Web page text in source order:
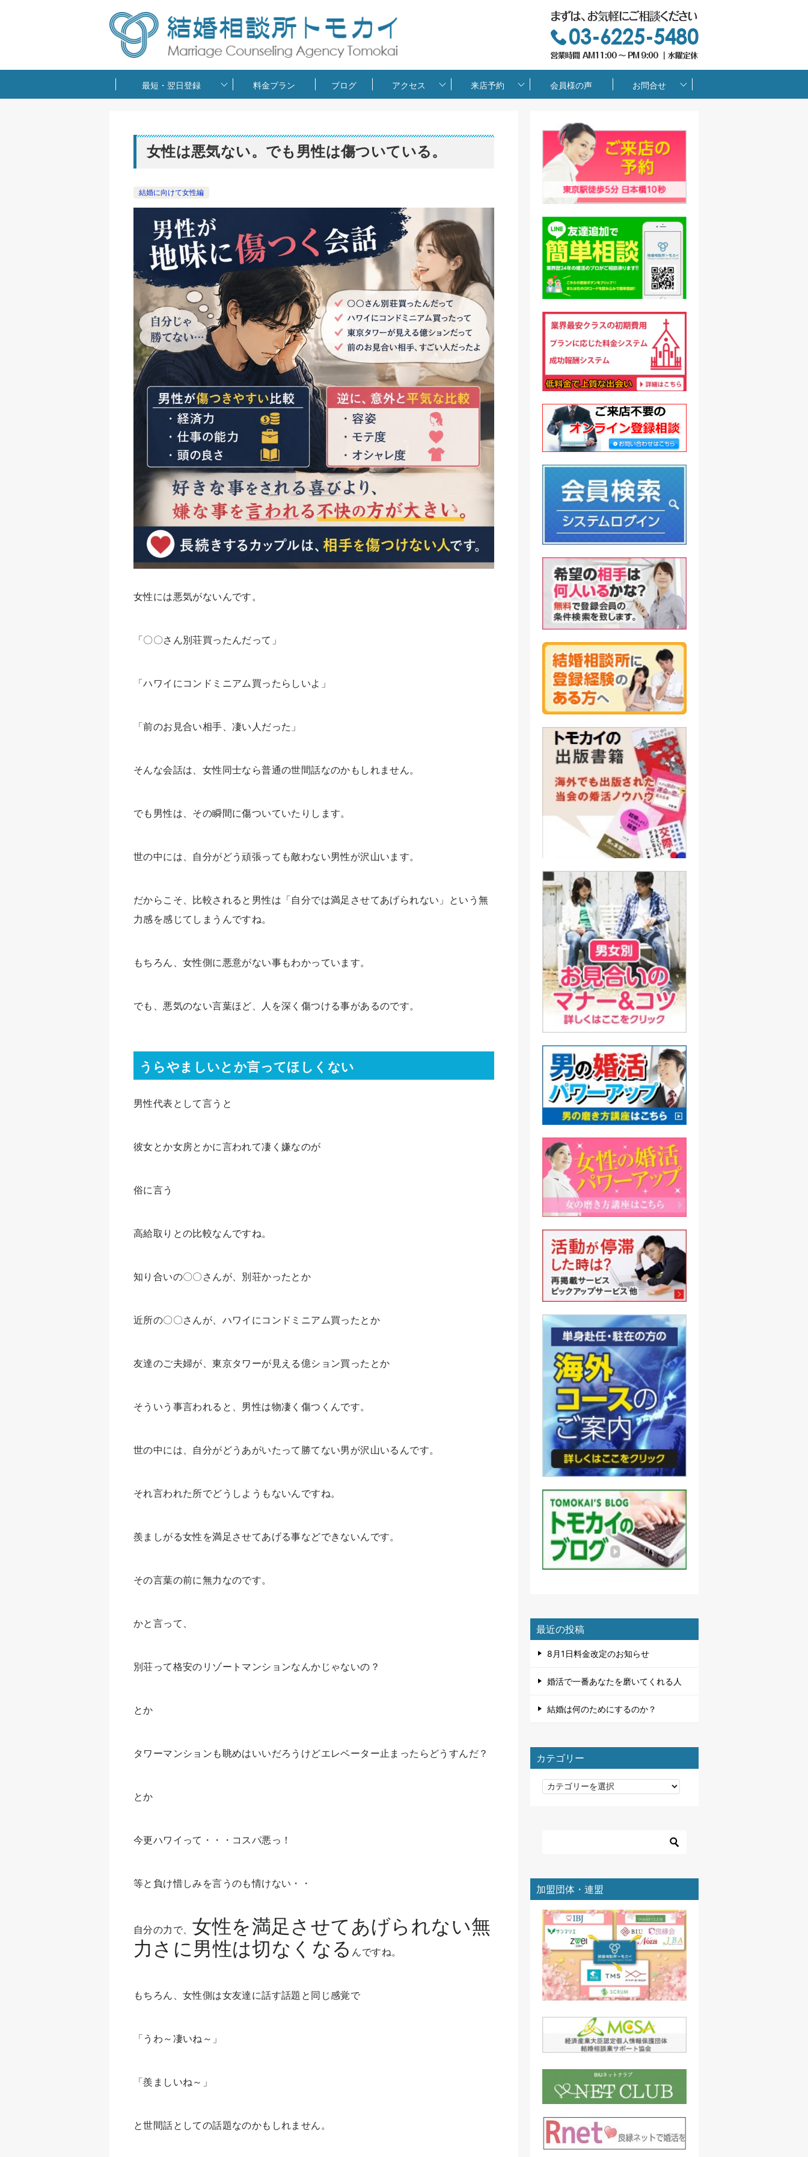
最短・翌日登録 料金プラン ブログ アクセス 来店予約 会員様の声 お問合せ
女性は悪気ない。でも男性は傷ついている。
結婚に向けて女性編
女性には悪気がないんです。
「〇〇さん別荘買ったんだって」
「ハワイにコンドミニアム買ったらしいよ」
「前のお見合い相手、凄い人だった」
そんな会話は、女性同士なら普通の世間話なのかもしれません。
でも男性は、その瞬間に傷ついていたりします。
世の中には、自分がどう頑張っても敵わない男性が沢山います。
だからこそ、比較されると男性は「自分では満足させてあげられない」という無
力感を感じてしまうんですね。
もちろん、女性側に悪意がない事もわかっています。
でも、悪気のない言葉ほど、人を深く傷つける事があるのです。
うらやましいとか言ってほしくない
男性代表として言うと
彼女とか女房とかに言われて凄く嫌なのが
俗に言う
高給取りとの比較なんですね。
知り合いの〇〇さんが、別荘かったとか
近所の〇〇さんが、ハワイにコンドミニアム買ったとか
友達のご夫婦が、東京タワーが見える億ション買ったとか
そういう事言われると、男性は物凄く傷つくんです。
世の中には、自分がどうあがいたって勝てない男が沢山いるんです。
それ言われた所でどうしようもないんですね。
羨ましがる女性を満足させてあげる事などできないんです。
その言葉の前に無力なのです。
かと言って、
別荘って格安のリゾートマンションなんかじゃないの？
とか
タワーマンションも眺めはいいだろうけどエレベーター止まったらどうすんだ？
とか
今更ハワイって・・・コスパ悪っ！
等と負け惜しみを言うのも情けない・・
自分の力で、 女性を満足させてあげられない無
力さに男性は切なくなる んですね。
もちろん、女性側は女友達に話す話題と同じ感覚で
「うわ～凄いね～」
「羨ましいね～」
と世間話としての話題なのかもしれません。
最近の投稿
8月1日料金改定のお知らせ
婚活で一番あなたを磨いてくれる人
結婚は何のためにするのか？
カテゴリー
カ
加盟団体・連盟